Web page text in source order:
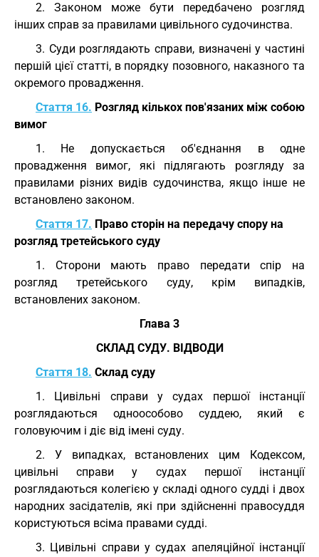
2. Законом може бути передбачено розгляд
інших справ за правилами цивільного судочинства.
3. Суди розглядають справи, визначені у частині
першій цієї статті, в порядку позовного, наказного та
окремого провадження.
Стаття 16. Розгляд кількох пов'язаних між собою
вимог
1. Не допускається об'єднання в одне
провадження вимог, які підлягають розгляду за
правилами різних видів судочинства, якщо інше не
встановлено законом.
Стаття 17. Право сторін на передачу спору на
розгляд третейського суду
1. Сторони мають право передати спір на
розгляд третейського суду, крім випадків,
встановлених законом.
Глава 3
СКЛАД СУДУ. ВІДВОДИ
Стаття 18. Склад суду
1. Цивільні справи у судах першої інстанції
розглядаються одноособово суддею, який є
головуючим і діє від імені суду.
2. У випадках, встановлених цим Кодексом,
цивільні справи у судах першої інстанції
розглядаються колегією у складі одного судді і двох
народних засідателів, які при здійсненні правосуддя
користуються всіма правами судді.
3. Цивільні справи у судах апеляційної інстанції